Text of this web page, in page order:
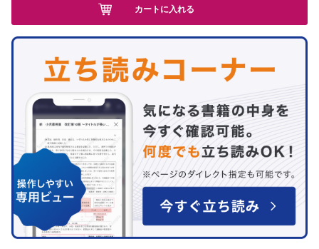
カートに入れる